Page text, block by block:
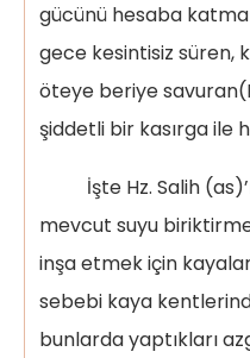
gücünü hesaba
gece kesintisiz süren,
öteye beriye
şiddetli bir kasırga
İşte Hz. Salih
mevcut suyu
inşa etmek için
sebebi kaya
bunlarda yaptıkları